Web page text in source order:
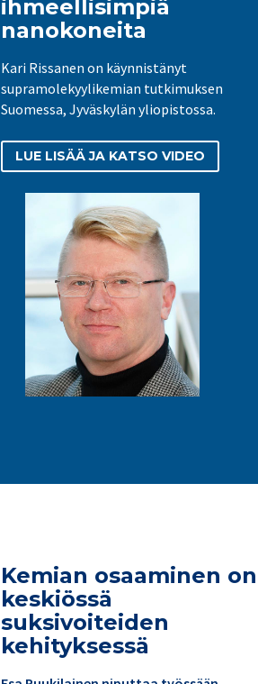
ihmeellisimpiä
nanokoneita
Kari Rissanen on käynnistänyt
supramolekyylikemian tutkimuksen
Suomessa, Jyväskylän yliopistossa.
LUE LISÄÄ JA KATSO VIDEO
Kemian osaaminen on
keskiössä
suksivoiteiden
kehityksessä